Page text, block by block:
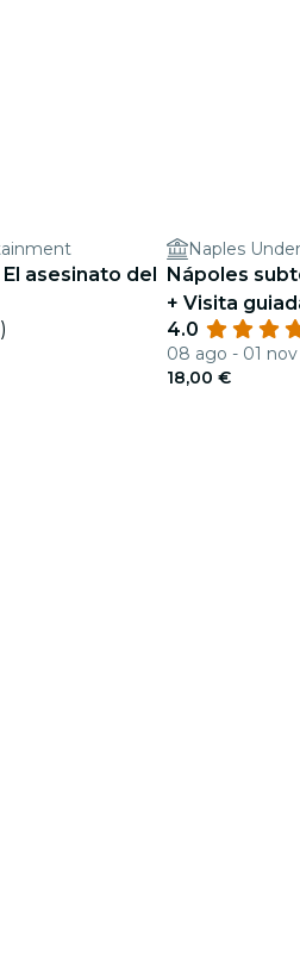
asesinato del
Naples
Nápoles
+ Visita
4.0
08 ago - 01 nov
18,00 €